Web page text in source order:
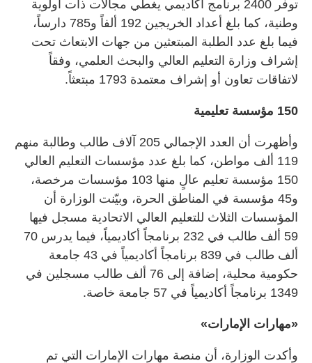
توفر 2400 برنامج أكاديمي يغطي مجالات ذات أولوية
وطنية، كما بلغ أعداد الخريجين 192 ألفاً و785 دارساً،
فيما بلغ عدد الطلبة المبتعثين من جهات الابتعاث تحت
إشراف وزارة التعليم العالي والبحث العلمي، وفقاً
لاتفاقات تعاون أو إشراف معتمدة 1793 مبتعثاً.
150 مؤسسة تعليمية
وأظهرت أن العدد الإجمالي 205 آلاف طالب وطالبة منهم
119 ألف مواطن، كما بلغ عدد مؤسسات التعليم العالي
150 مؤسسة تعليم عالٍ منها 103 مؤسسات مرخصة،
و45 مؤسسة في المناطق الحرة، وبيّنت الوزارة أن
المؤسسات الثلاث للتعليم العالي الاتحادية مسجل فيها
59 ألف طالب في 232 برنامجاً أكاديمياً، فيما يدرس 70
ألف طالب في 839 برنامجاً أكاديمياً في 43 جامعة
حكومية محلية، إضافة إلى 76 ألف طالب مسجلين في
1349 برنامجاً أكاديمياً في 57 جامعة خاصة.
«مهارات الإمارات»
وأكدت الوزارة، أن منصة مهارات الإمارات التي تم